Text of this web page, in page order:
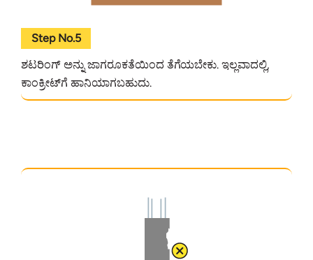
Step No.5
ಶಟರಿಂಗ್ ಅನ್ನು ಜಾಗರೂಕತೆಯಿಂದ ತೆಗೆಯಬೇಕು. ಇಲ್ಲವಾದಲ್ಲಿ,
ಕಾಂಕ್ರೀಟ್‌ಗೆ ಹಾನಿಯಾಗಬಹುದು.